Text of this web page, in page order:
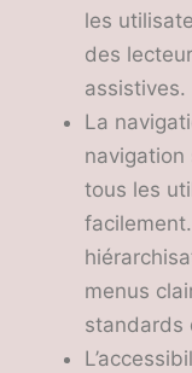
les
des
assistives.
La
tous les
menus
standards